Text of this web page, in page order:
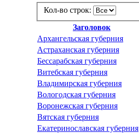
Кол-во строк:
Заголовок
Архангельская губерния
Астраханская губерния
Бессарабская губерния
Витебская губерния
Владимирская губерния
Вологодская губерния
Воронежская губерния
Вятская губерния
Екатеринославская губерния